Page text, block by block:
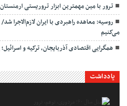
ترور با مین مهمترین ابزار تروریستی
روسیه: معاهده راهبردی با ایران لازم‌الاجرا
می‌کنیم
همگرایی اقتصادی آذربایجان، ترکیه و
یادداشت